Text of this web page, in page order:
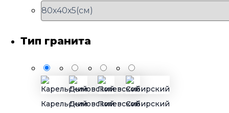
Тип гранита
КарельскийДымовскийПолевскойСибирский